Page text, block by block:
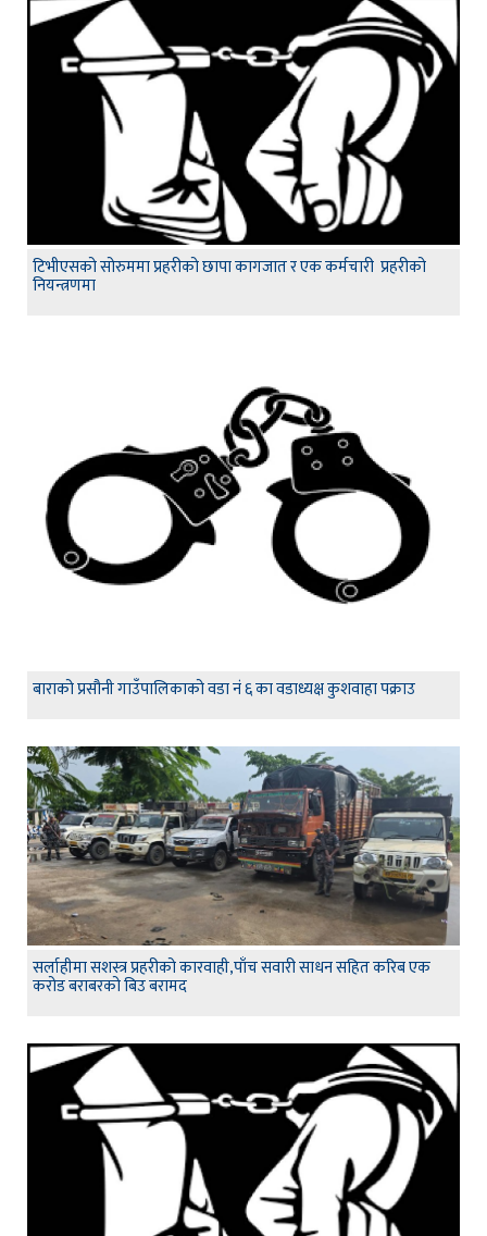
टिभीएसको सोरुममा प्रहरीको छापा कागजात र एक कर्मचारी प्रहरीको
नियन्त्रणमा
बाराको प्रसौनी गाउँपालिकाको वडा नं ६ का वडाध्यक्ष कुशवाहा पक्राउ
सर्लाहीमा सशस्त्र प्रहरीको कारवाही,पाँच सवारी साधन सहित करिब एक
करोड बराबरको बिउ बरामद